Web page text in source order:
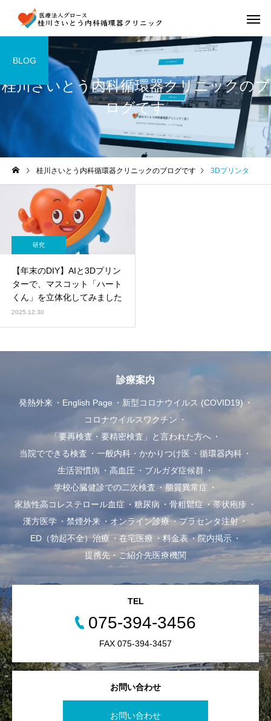
桂川さいとう内科循環器クリニックのブ
ログです
BLOG
桂川さいとう内科循環器クリニックのブログです 3Dプリンタ
研究
【年末のDIY】AIと3Dプリン
ターで、マスコット「ハート
くん」を立体化してみました
2025.12.30
診療案内
発熱外来 English Page
新型コロナウイルス (COVID19)
コロナウイルスワクチン
「要再検査・要精密検査」と言われた方へ
当院でできる検査
一般内科・かかりつけ医
循環器内科
生活習慣病
高血圧
ブルガダ症候群
学校心臓健診での二次検査
脂質異常症
家族性高コレステロール血症
糖尿病 骨粗鬆症
帯状疱疹
漢方医学
禁煙外来 オンライン診療
プラセンタ注射
ED（勃起不全）治療
在宅医療 料金表
院内掲示
提携先・ご紹介先医療機関
お問い合わせ
お問い合わせ
TEL
075-394-3456
FAX 075-394-3457